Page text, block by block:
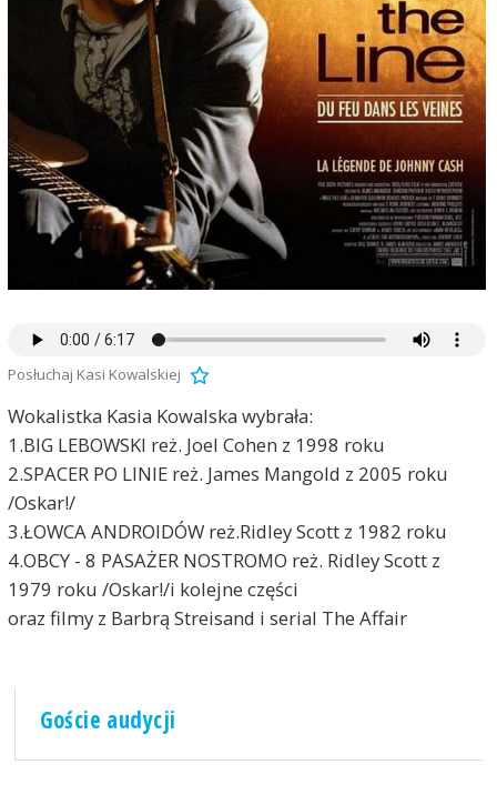
Posłuchaj Kasi Kowalskiej
Wokalistka Kasia Kowalska wybrała:
1.BIG LEBOWSKI reż. Joel Cohen z 1998 roku
2.SPACER PO LINIE reż. James Mangold z 2005 roku
/Oskar!/
3.ŁOWCA ANDROIDÓW reż.Ridley Scott z 1982 roku
4.OBCY - 8 PASAŻER NOSTROMO reż. Ridley Scott z
1979 roku /Oskar!/i kolejne części
oraz filmy z Barbrą Streisand i serial The Affair
Goście audycji